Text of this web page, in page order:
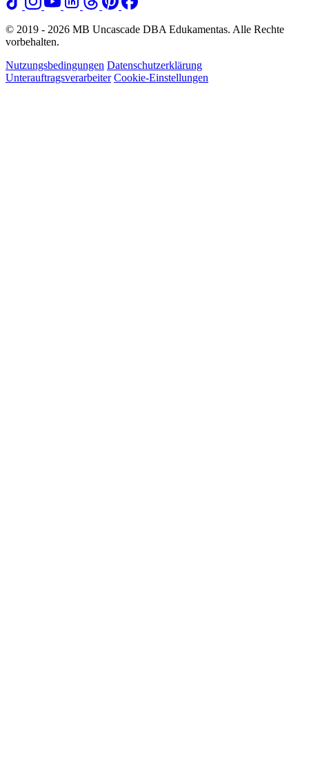
© 2019 - 2026 MB Uncascade DBA Edukamentas. Alle Rechte
vorbehalten.
Nutzungsbedingungen Datenschutzerklärung
Unterauftragsverarbeiter Cookie-Einstellungen